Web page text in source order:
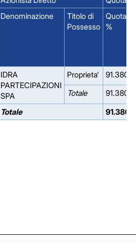
Denominazione
Titolo di
Possesso
Quota
%
IDRA
PARTECIPAZIONI
SPA
Proprieta' 91.380
Totale
91.380
Totale
91.380